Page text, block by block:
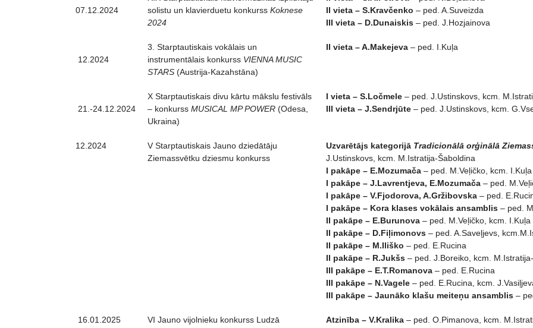
07.12.2024
solistu un klavierduetu konkurss Koknese
2024
II vieta – S.Kravčenko – ped. A.Suveizda
III vieta – D.Dunaiskis – ped. J.Hozjainova
12.2024
3. Starptautiskais vokālais un
instrumentālais konkurss VIENNA MUSIC
STARS (Austrija-Kazahstāna)
II vieta – A.Makejeva – ped. I.Kuļa
21.-24.12.2024
X Starptautiskais divu kārtu mākslu festivāls
– konkurss MUSICAL MP POWER (Odesa,
Ukraina)
I vieta – S.Ločmele – ped. J.Ustinskovs, kcm.
III vieta – J.Sendrjūte – ped. J.Ustinskovs, kcm.
12.2024
V Starptautiskais Jauno dziedātāju
Ziemassvētku dziesmu konkurss
Uzvarētājs kategorijā Tradicionālā orģinālā
J.Ustinskovs, kcm. M.Istratija-Šaboldina
I pakāpe – E.Mozumača – ped. M.Veļičko, kcm. I.Kuļa
I pakāpe – J.Lavrentjeva, E.Mozumača – ped.
I pakāpe – V.Fjodorova, A.Gržibovska – ped.
I pakāpe – Kora klases vokālais ansamblis – ped.
II pakāpe – E.Burunova – ped. M.Veļičko, kcm. I.Kuļa
II pakāpe – D.Fiļimonovs – ped. A.Saveļjevs,
II pakāpe – M.Iliško – ped. E.Rucina
II pakāpe – R.Jukšs – ped. J.Boreiko, kcm.
III pakāpe – E.T.Romanova – ped. E.Rucina
III pakāpe – N.Vagele – ped. E.Rucina, kcm.
III pakāpe – Jaunāko klašu meiteņu ansamblis –
16.01.2025 VI Jauno vijolnieku konkurss Ludzā Atzinība – V.Kralika – ped. O.Pimanova, kcm.